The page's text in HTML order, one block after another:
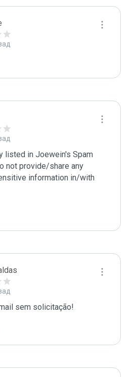
listed in Joewein's Spam
not provide/share any
information in/with
sem solicitação!